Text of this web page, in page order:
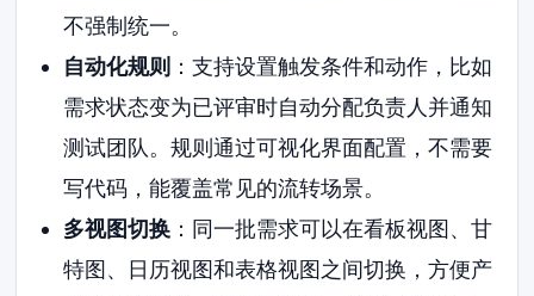
不强制统一。
自动化规则 ：支持设置触发条件和动作，比如
需求状态变为已评审时自动分配负责人并通知
测试团队。规则通过可视化界面配置，不需要
写代码，能覆盖常见的流转场景。
多视图切换：同一批需求可以在看板视图、甘
特图、日历视图和表格视图之间切换，方便产